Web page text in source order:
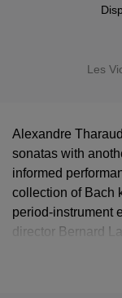
Les
Alexandre
sonatas with
informed
collection of Bach
period-instrument
director Bernard
Alexandre